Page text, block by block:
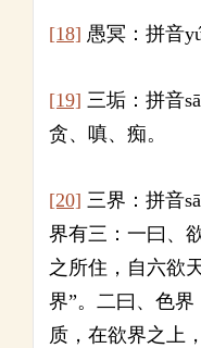
[18] 愚冥：拼音
[19] 三垢：拼音
贪、嗔、痴。
[20] 三界：拼音
界有三：一曰、
之所住，自六欲
界”。二曰、色
质，在欲界之上